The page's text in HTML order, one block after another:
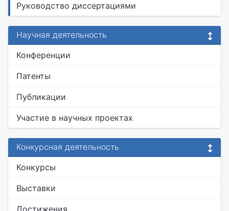
Руководство диссертациями
Научная деятельность
Конференции
Патенты
Публикации
Участие в научных проектах
Конкурсная деятельность
Конкурсы
Выставки
Достижения